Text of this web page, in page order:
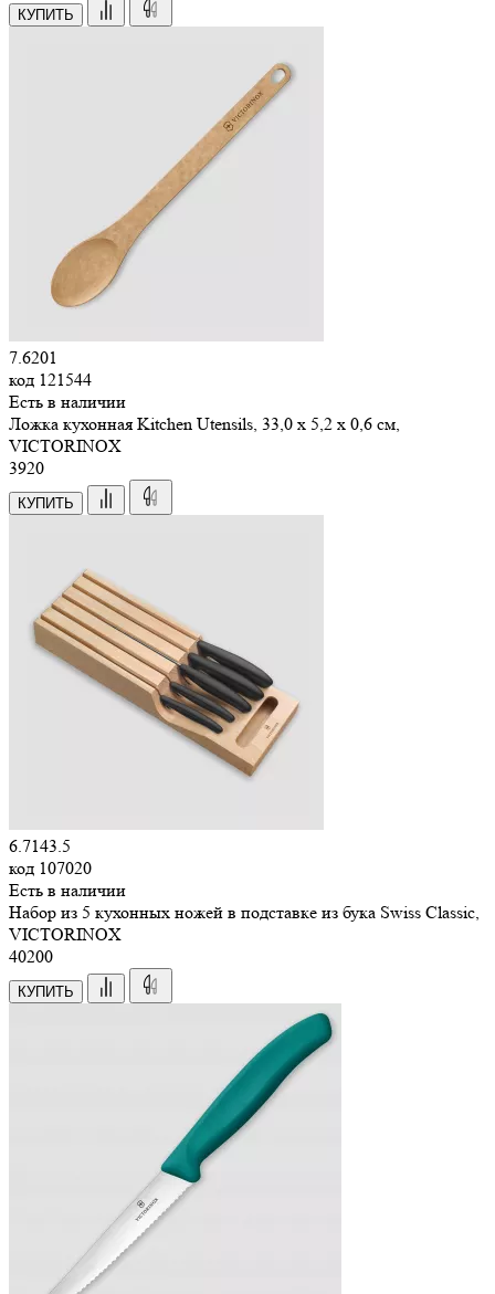
КУПИТЬ
7.6201
код 121544
Есть в наличии
Ложка кухонная Kitchen Utensils, 33,0 х 5,2 х 0,6 см,
VICTORINOX
3920
КУПИТЬ
6.7143.5
код 107020
Есть в наличии
Набор из 5 кухонных ножей в подставке из бука Swiss Classic,
VICTORINOX
40200
КУПИТЬ